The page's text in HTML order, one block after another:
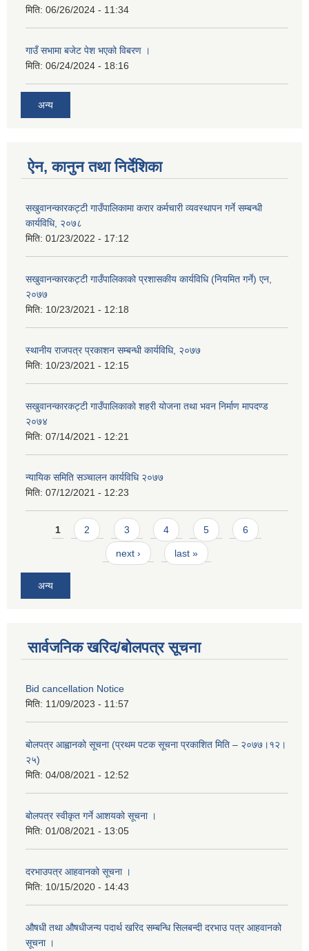
मिति: 06/26/2024 - 11:34
गाउँ सभामा बजेट पेश भएको विबरण ।
मिति: 06/24/2024 - 18:16
अन्य
ऐन, कानुन तथा निर्देशिका
सखुवानन्कारकट्टी गाउँपालिकामा करार कर्मचारी व्यवस्थापन गर्ने सम्बन्धी
कार्यविधि, २०७८
मिति: 01/23/2022 - 17:12
सखुवानन्कारकट्टी गाउँपालिकाको प्रशासकीय कार्यविधि (नियमित गर्ने) एन,
२०७७
मिति: 10/23/2021 - 12:18
स्थानीय राजपत्र प्रकाशन सम्बन्धी कार्यविधि, २०७७
मिति: 10/23/2021 - 12:15
सखुवानन्कारकट्टी गाउँपालिकाकाे शहरी योजना तथा भवन निर्माण मापदण्ड
२०७४
मिति: 07/14/2021 - 12:21
न्यायिक समिति सञ्चालन कार्यविधि २०७७
मिति: 07/12/2021 - 12:23
Pages
1 2 3 4 5 6
next › last »
अन्य
सार्वजनिक खरिद/बोलपत्र सूचना
Bid cancellation Notice
मिति: 11/09/2023 - 11:57
बोलपत्र आह्वानको सूचना (प्रथम पटक सूचना प्रकाशित मिति – २०७७।१२।
२५)
मिति: 04/08/2021 - 12:52
बोलपत्र स्वीकृत गर्ने आशयको सूचना ।
मिति: 01/08/2021 - 13:05
दरभाउपत्र आहवानको सूचना ।
मिति: 10/15/2020 - 14:43
औषधी तथा औषधीजन्य पदार्थ खरिद सम्बन्धि सिलबन्दी दरभाउ पत्र आहवानको
सूचना ।